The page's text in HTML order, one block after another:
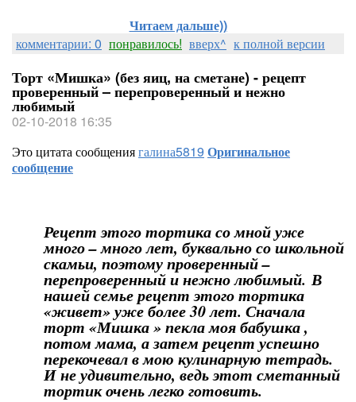
Читаем дальше))
комментарии: 0 понравилось! вверх^ к полной версии
Торт «Мишка» (без яиц, на сметане) - рецепт
проверенный – перепроверенный и нежно
любимый
02-10-2018 16:35
Это цитата сообщениягалина5819 Оригинальное
сообщение
Рецепт этого тортика со мной уже
много – много лет, буквально со школьной
скамьи, поэтому проверенный –
перепроверенный и нежно любимый. В
нашей семье рецепт этого тортика
«живет» уже более 30 лет. Сначала
торт «Мишка » пекла моя бабушка ,
потом мама, а затем рецепт успешно
перекочевал в мою кулинарную тетрадь.
И не удивительно, ведь этот сметанный
тортик очень легко готовить.